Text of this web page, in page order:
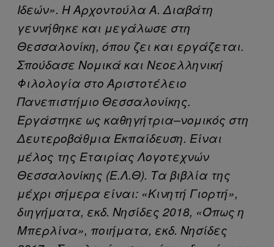
Ιδεών». Η Αρχοντούλα Α. Διαβάτη
γεννήθηκε και μεγάλωσε στη
Θεσσαλονίκη, όπου ζει και εργάζεται.
Σπούδασε Νομικά και Νεοελληνική
Φιλολογία στο Αριστοτέλειο
Πανεπιστήμιο Θεσσαλονίκης.
Εργάστηκε ως καθηγήτρια–νομικός στη
Δευτεροβάθμια Εκπαίδευση. Είναι
μέλος της Εταιρίας Λογοτεχνών
Θεσσαλονίκης (Ε.Λ.Θ). Τα βιβλία της
μέχρι σήμερα είναι: «Κινητή Γιορτή»,
διηγήματα, εκδ. Νησίδες 2018, «Όπως η
Μπερλίνα», ποιήματα, εκδ. Νησίδες